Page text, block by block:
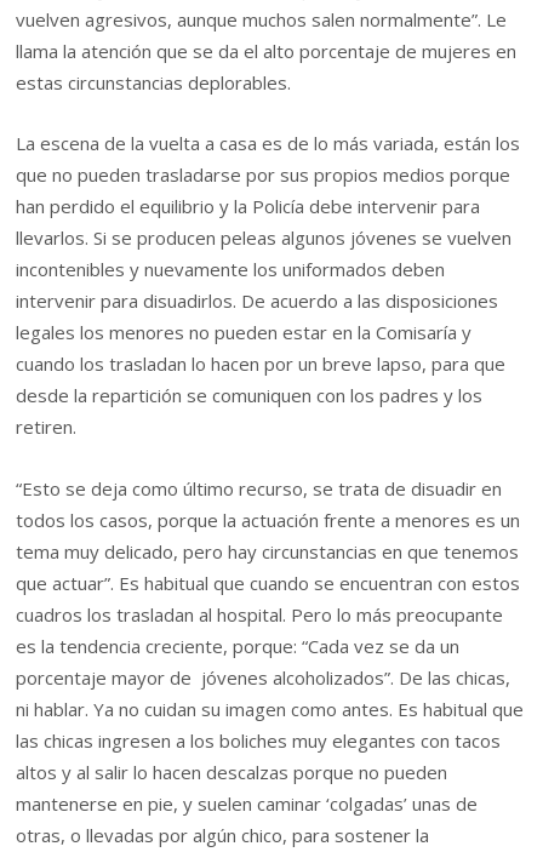
vuelven agresivos, aunque muchos salen normalmente”. Le
llama la atención que se da el alto porcentaje de mujeres en
estas circunstancias deplorables.
La escena de la vuelta a casa es de lo más variada, están los
que no pueden trasladarse por sus propios medios porque
han perdido el equilibrio y la Policía debe intervenir para
llevarlos. Si se producen peleas algunos jóvenes se vuelven
incontenibles y nuevamente los uniformados deben
intervenir para disuadirlos. De acuerdo a las disposiciones
legales los menores no pueden estar en la Comisaría y
cuando los trasladan lo hacen por un breve lapso, para que
desde la repartición se comuniquen con los padres y los
retiren.
“Esto se deja como último recurso, se trata de disuadir en
todos los casos, porque la actuación frente a menores es un
tema muy delicado, pero hay circunstancias en que tenemos
que actuar”. Es habitual que cuando se encuentran con estos
cuadros los trasladan al hospital. Pero lo más preocupante
es la tendencia creciente, porque: “Cada vez se da un
porcentaje mayor de jóvenes alcoholizados”. De las chicas,
ni hablar. Ya no cuidan su imagen como antes. Es habitual que
las chicas ingresen a los boliches muy elegantes con tacos
altos y al salir lo hacen descalzas porque no pueden
mantenerse en pie, y suelen caminar ‘colgadas’ unas de
otras, o llevadas por algún chico, para sostener la